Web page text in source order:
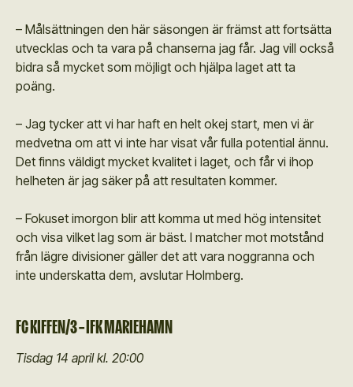
– Målsättningen den här säsongen är främst att fortsätta
utvecklas och ta vara på chanserna jag får. Jag vill också
bidra så mycket som möjligt och hjälpa laget att ta
poäng.
– Jag tycker att vi har haft en helt okej start, men vi är
medvetna om att vi inte har visat vår fulla potential ännu.
Det finns väldigt mycket kvalitet i laget, och får vi ihop
helheten är jag säker på att resultaten kommer.
– Fokuset imorgon blir att komma ut med hög intensitet
och visa vilket lag som är bäst. I matcher mot motstånd
från lägre divisioner gäller det att vara noggranna och
inte underskatta dem, avslutar Holmberg.
FC KIFFEN/3 – IFK MARIEHAMN
Tisdag 14 april kl. 20:00